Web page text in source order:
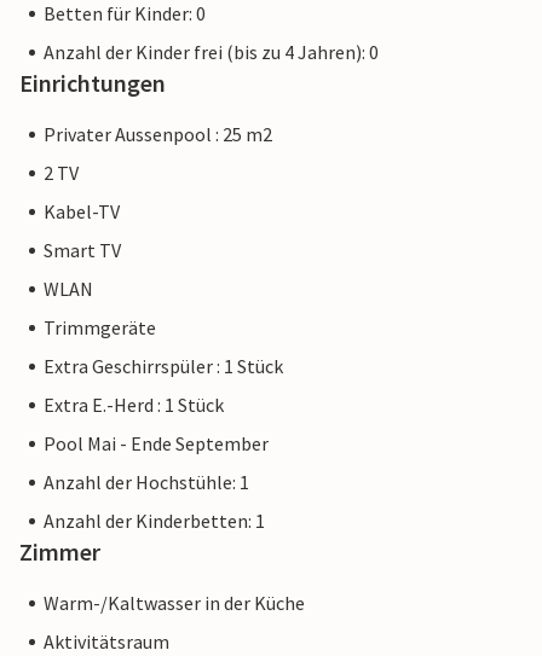
Betten für Kinder: 0
Anzahl der Kinder frei (bis zu 4 Jahren): 0
Einrichtungen
Privater Aussenpool : 25 m2
2 TV
Kabel-TV
Smart TV
WLAN
Trimmgeräte
Extra Geschirrspüler : 1 Stück
Extra E.-Herd : 1 Stück
Pool Mai - Ende September
Anzahl der Hochstühle: 1
Anzahl der Kinderbetten: 1
Zimmer
Warm-/Kaltwasser in der Küche
Aktivitätsraum